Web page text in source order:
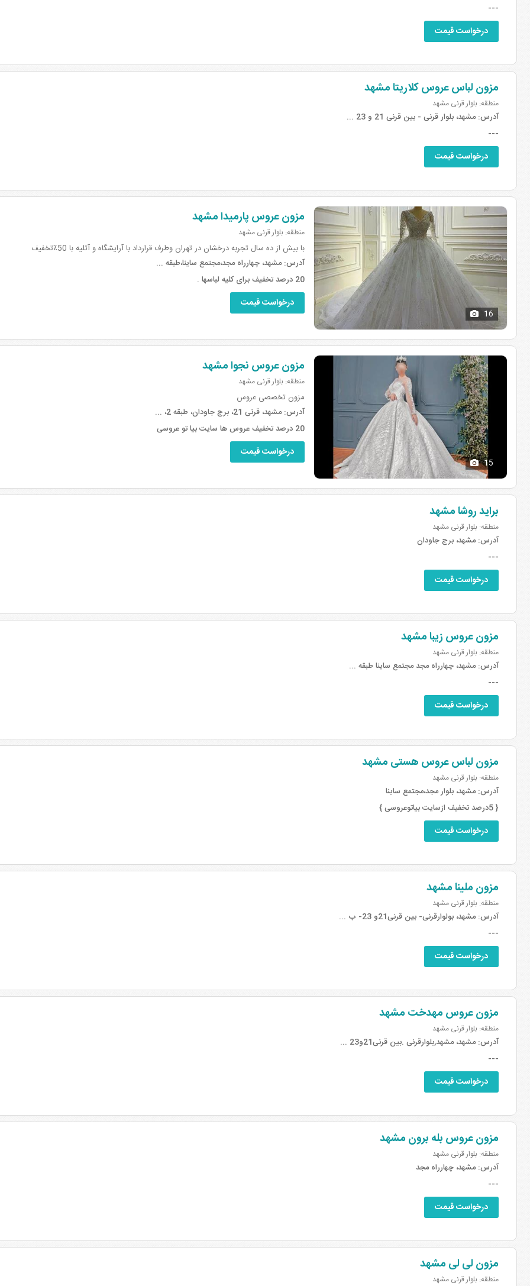
---
درخواست قیمت
مزون لباس عروس کلاریتا مشهد
منطقه: بلوار قرنی مشهد
آدرس:مشهد، بلوار قرنی - بین قرنی 21 و 23 ...
---
درخواست قیمت
16
مزون عروس پارمیدا مشهد
منطقه: بلوار قرنی مشهد
با بیش از ده سال تجربه درخشان در تهران وطرف قرارداد با آرایشگاه و آتلیه با 50٪تخفیف
آدرس:مشهد، چهارراه مجد،مجتمع ساینا،طبقه ...
20 درصد تخفیف برای کلیه لباسها .
درخواست قیمت
15
مزون عروس نجوا مشهد
منطقه: بلوار قرنی مشهد
مزون تخصصی عروس
آدرس:مشهد، قرنی 21، برج جاودان، طبقه 2، ...
20 درصد تخفیف عروس ها سایت بیا تو عروسی
درخواست قیمت
براید روشا مشهد
منطقه: بلوار قرنی مشهد
آدرس:مشهد، برج جاودان
---
درخواست قیمت
مزون عروس زیبا مشهد
منطقه: بلوار قرنی مشهد
آدرس:مشهد، چهارراه مجد مجتمع ساینا طبقه ...
---
درخواست قیمت
مزون لباس عروس هستی مشهد
منطقه: بلوار قرنی مشهد
آدرس:مشهد، بلوار مجد،مجتمع ساینا
{ 5درصد تخفیف ازسایت بیاتوعروسی }
درخواست قیمت
مزون ملینا مشهد
منطقه: بلوار قرنی مشهد
آدرس:مشهد، بولوارقرنی- بین قرنی21و 23- ب ...
---
درخواست قیمت
مزون عروس مهدخت مشهد
منطقه: بلوار قرنی مشهد
آدرس:مشهد، مشهد,بلوارقرنی .بین قرنی21و23 ...
---
درخواست قیمت
مزون عروس بله برون مشهد
منطقه: بلوار قرنی مشهد
آدرس:مشهد، چهارراه مجد
---
درخواست قیمت
مزون لی لی مشهد
منطقه: بلوار قرنی مشهد